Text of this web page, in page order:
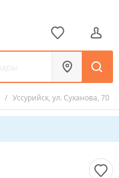
/ Уссурийск, ул. Суханова, 70